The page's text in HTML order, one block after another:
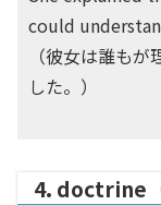
could
（彼女は誰も
した。）
4. doctrine